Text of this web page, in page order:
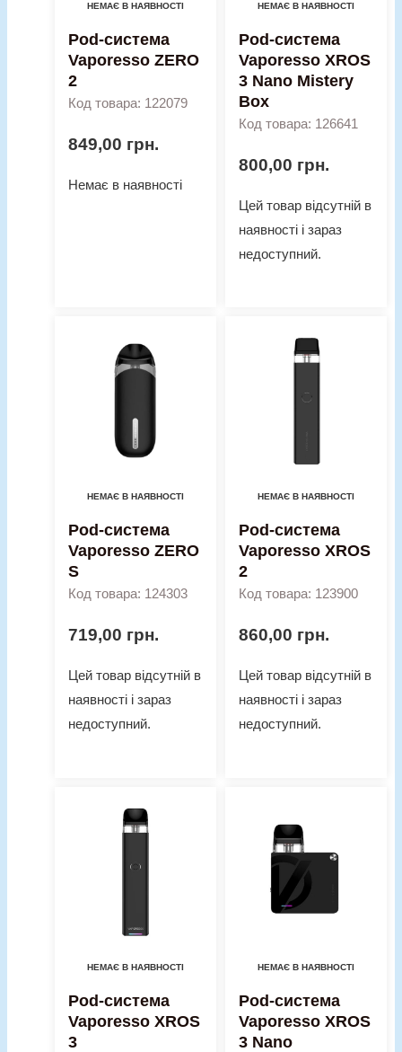
НЕМАЄ В НАЯВНОСТІ
Pod-система
Vaporesso ZERO
2
Код товара: 122079
849,00 грн.
Немає в наявності
НЕМАЄ В НАЯВНОСТІ
Pod-система
Vaporesso XROS
3 Nano Mistery
Box
Код товара: 126641
800,00 грн.
Цей товар відсутній в
наявності і зараз
недоступний.
НЕМАЄ В НАЯВНОСТІ
Pod-система
Vaporesso ZERO
S
Код товара: 124303
719,00 грн.
Цей товар відсутній в
наявності і зараз
недоступний.
НЕМАЄ В НАЯВНОСТІ
Pod-система
Vaporesso XROS
2
Код товара: 123900
860,00 грн.
Цей товар відсутній в
наявності і зараз
недоступний.
НЕМАЄ В НАЯВНОСТІ
Pod-система
Vaporesso XROS
3
НЕМАЄ В НАЯВНОСТІ
Pod-система
Vaporesso XROS
3 Nano